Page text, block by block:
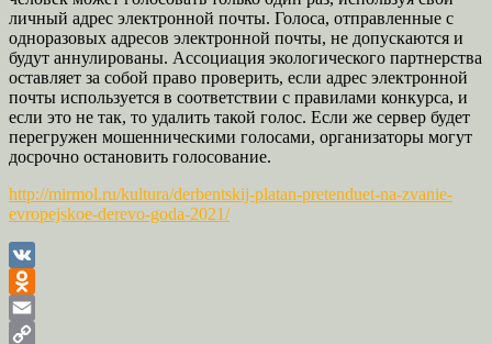
личный адрес электронной почты. Голоса, отправленные с
одноразовых адресов электронной почты, не допускаются и
будут аннулированы. Ассоциация экологического партнерства
оставляет за собой право проверить, если адрес электронной
почты используется в соответствии с правилами конкурса, и
если это не так, то удалить такой голос. Если же сервер будет
перегружен мошенническими голосами, организаторы могут
досрочно остановить голосование.
http://mirmol.ru/kultura/derbentskij-platan-pretenduet-na-zvanie-
evropejskoe-derevo-goda-2021/
VK
Odnoklassniki
Email